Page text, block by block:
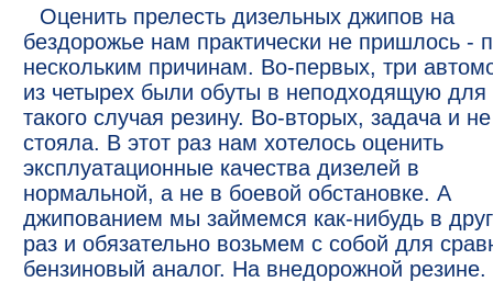
Оценить прелесть дизельных джипов на
бездорожье нам практически не пришлось -
нескольким причинам. Во-первых, три
из четырех были обуты в неподходящую для
такого случая резину. Во-вторых, задача и не
стояла. В этот раз нам хотелось оценить
эксплуатационные качества дизелей в
нормальной, а не в боевой обстановке. А
джипованием мы займемся как-нибудь в
раз и обязательно возьмем с собой для
бензиновый аналог. На внедорожной резине.